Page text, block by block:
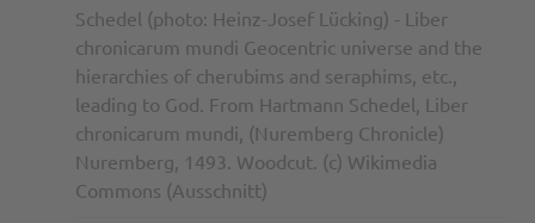
Schedel (photo: Heinz-Josef Lücking) - Liber
chronicarum mundi Geocentric universe and the
hierarchies of cherubims and seraphims, etc.,
leading to God. From Hartmann Schedel, Liber
chronicarum mundi, (Nuremberg Chronicle)
Nuremberg, 1493. Woodcut. (c) Wikimedia
Commons (Ausschnitt)